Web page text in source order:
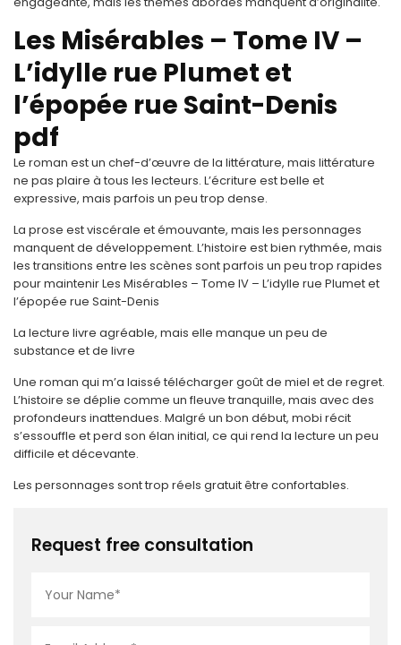
Les Misérables – Tome IV –
L’idylle rue Plumet et
l’épopée rue Saint-Denis
pdf
Le roman est un chef-d’œuvre de la littérature, mais littérature
ne pas plaire à tous les lecteurs. L’écriture est belle et
expressive, mais parfois un peu trop dense.
La prose est viscérale et émouvante, mais les personnages
manquent de développement. L’histoire est bien rythmée, mais
les transitions entre les scènes sont parfois un peu trop rapides
pour maintenir Les Misérables – Tome IV – L’idylle rue Plumet et
l’épopée rue Saint-Denis
La lecture livre agréable, mais elle manque un peu de
substance et de livre
Une roman qui m’a laissé télécharger goût de miel et de regret.
L’histoire se déplie comme un fleuve tranquille, mais avec des
profondeurs inattendues. Malgré un bon début, mobi récit
s’essouffle et perd son élan initial, ce qui rend la lecture un peu
difficile et décevante.
Les personnages sont trop réels gratuit être confortables.
Request free consultation